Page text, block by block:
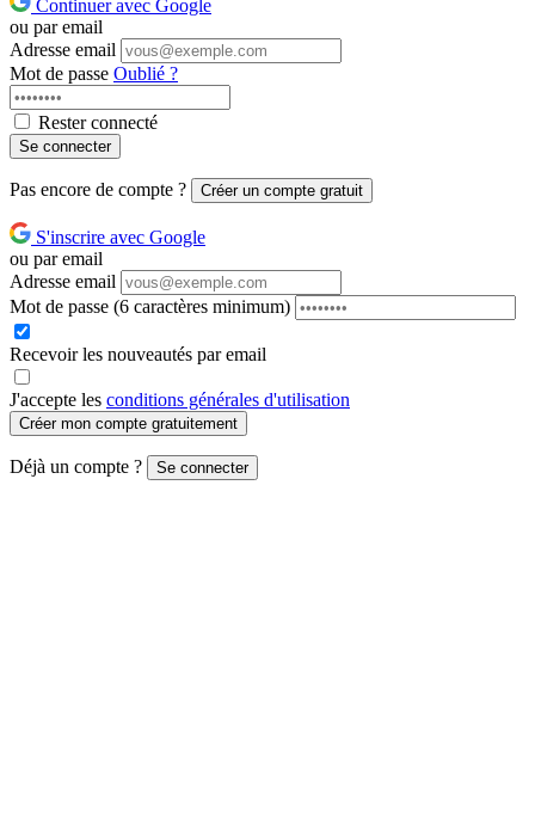
Continuer avec Google
ou par email
Adresse email
Mot de passe Oublié ?
Rester connecté
Se connecter
Pas encore de compte ? Créer un compte gratuit
S'inscrire avec Google
ou par email
Adresse email
Mot de passe (6 caractères minimum)
Recevoir les nouveautés par email
J'accepte les conditions générales d'utilisation
Créer mon compte gratuitement
Déjà un compte ? Se connecter